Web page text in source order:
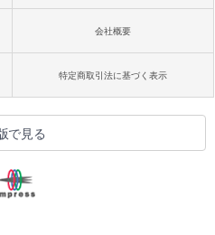
会社概要
特定商取引法に基づく表示
で見る